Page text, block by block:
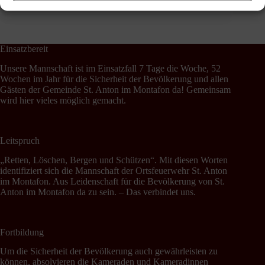
Einsatzbereit
Unsere Mannschaft ist im Einsatzfall 7 Tage die Woche, 52
Wochen im Jahr für die Sicherheit der Bevölkerung und allen
Gästen der Gemeinde St. Anton im Montafon da! Gemeinsam
wird hier vieles möglich gemacht.
Leitspruch
„Retten, Löschen, Bergen und Schützen“. Mit diesen Worten
identifiziert sich die Mannschaft der Ortsfeuerwehr St. Anton
im Montafon. Aus Leidenschaft für die Bevölkerung von St.
Anton im Montafon da zu sein. – Das verbindet uns.
Fortbildung
Um die Sicherheit der Bevölkerung auch gewährleisten zu
können, absolvieren die Kameraden und Kameradinnen